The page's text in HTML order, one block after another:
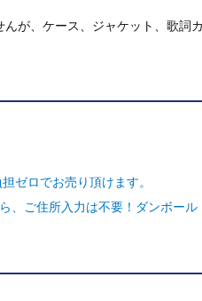
が、ケース、ジャケット、歌詞
ゼロでお売り頂けます。
、ご住所入力は不要！ダンボール